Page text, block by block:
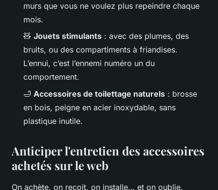
murs que vous ne voulez plus repeindre chaque
mois.
🧸 Jouets stimulants : avec des plumes, des
bruits, ou des compartiments à friandises.
L’ennui, c’est l’ennemi numéro un du
comportement.
🛁 Accessoires de toilettage naturels : brosse
en bois, peigne en acier inoxydable, sans
plastique inutile.
Anticiper l'entretien des accessoires
achetés sur le web
On achète, on reçoit, on installe… et on oublie.